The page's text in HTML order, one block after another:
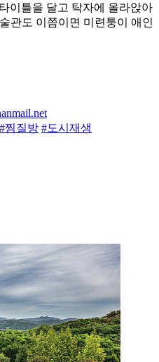
이틀을 달고 탁자에 올라앉아
관도 이쯤이면 미련퉁이 애인
#찜질방 #도시재생